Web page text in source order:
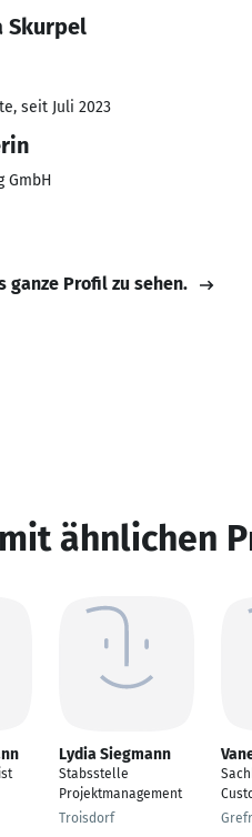
Skurpel
seit Juli 2023
GmbH
ganze Profil zu sehen.
ähnlichen
Lydia Siegmann
Stabsstelle
Projektmanagement
Troisdorf